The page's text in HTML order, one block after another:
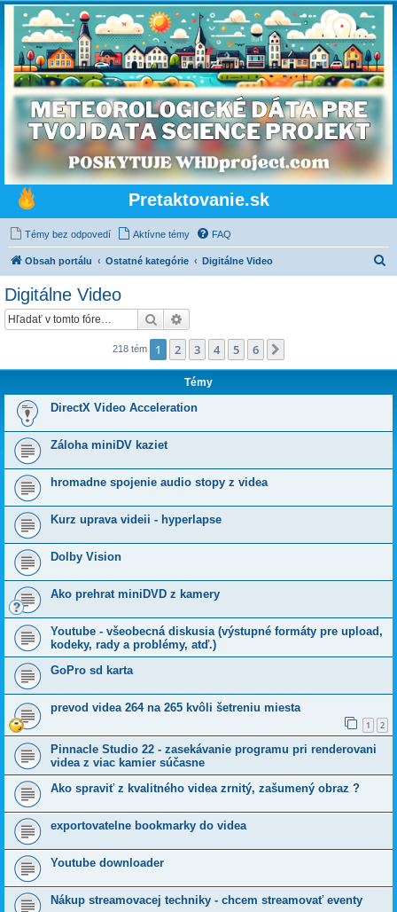
Pretaktovanie.sk
Témy bez odpovedí Aktívne témy FAQ
Obsah portálu Ostatné kategórie Digitálne Video
Digitálne Video
Hľadať
218 tém 1 2 3 4 5 6
Témy
DirectX Video Acceleration
Záloha miniDV kaziet
hromadne spojenie audio stopy z videa
Kurz uprava videii - hyperlapse
Dolby Vision
Ako prehrat miniDVD z kamery
Youtube - všeobecná diskusia (výstupné formáty pre upload,
kodeky, rady a problémy, atď.)
GoPro sd karta
prevod videa 264 na 265 kvôli šetreniu miesta
1 2
Pinnacle Studio 22 - zasekávanie programu pri renderovani
videa z viac kamier súčasne
Ako spraviť z kvalitného videa zrnitý, zašumený obraz ?
exportovatelne bookmarky do videa
Youtube downloader
Nákup streamovacej techniky - chcem streamovať eventy